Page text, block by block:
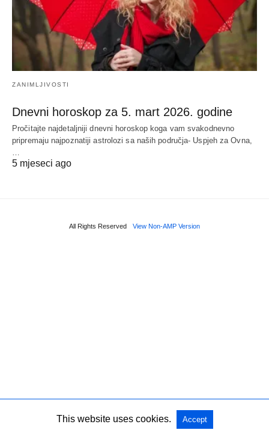
ZANIMLJIVOSTI
Dnevni horoskop za 5. mart 2026. godine
Pročitajte najdetaljniji dnevni horoskop koga vam svakodnevno
pripremaju najpoznatiji astrolozi sa naših područja- Uspjeh za Ovna,
5 mjeseci ago
All Rights Reserved View Non-AMP Version
This website uses cookies. Accept